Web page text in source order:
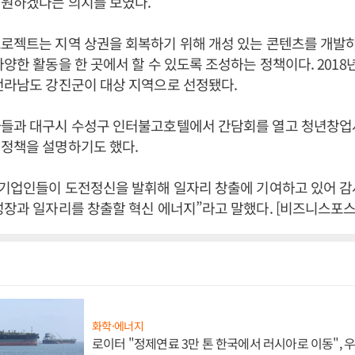
젝트는 지역 상권을 회복하기 위해 개성 있는 콘텐츠를 개발
양한 활동을 한 곳에서 할 수 있도록 조성하는 정책이다. 2018
남도 강진군이 대상 지역으로 선정됐다.
과 대구시 수성구 인터불고호텔에서 간담회를 열고 청년창
책을 설명하기도 했다.
업인들이 도전정신을 발휘해 일자리 창출에 기여하고 있어
과 일자리를 창출할 혁신 에너지”라고 말했다. [비즈니스포
화학·에너지
로이터 "정제연료 3만 톤 한국에서 러시아로 이동",